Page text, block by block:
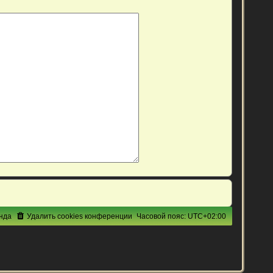
Часовой пояс:UTC+02:00
Удалить cookies конференции